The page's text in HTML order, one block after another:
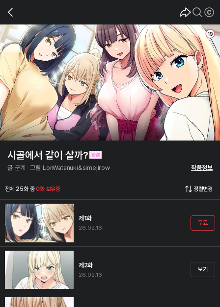
시골에서 같이 살까?
글 군계 그림 LonWatanuki&simejirow 작품정보
전체 25화 중 0화 보유중 정렬변경
제1화
26.02.16
무료
제2화
26.02.16
보기